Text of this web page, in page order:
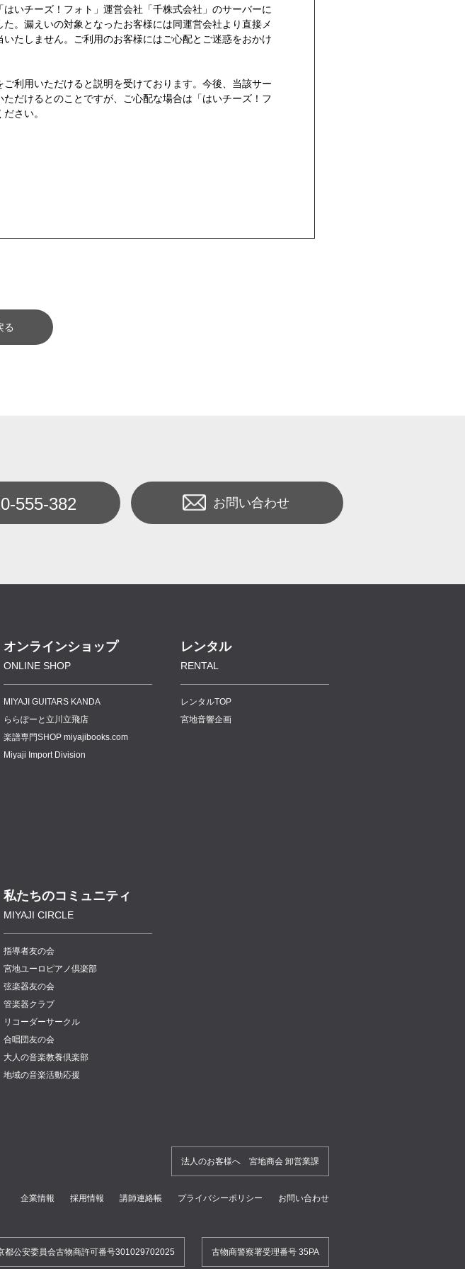
いチーズ！フォト」運営会社「千株式会社」のサーバーに
。漏えいの対象となったお客様には同運営会社より直接メ
たしません。ご利用のお客様にはご心配とご迷惑をおかけ
利用いただけると説明を受けております。今後、当該サー
だけるとのことですが、ご心配な場合は「はいチーズ！フ
さい。
る
555-382 お問い合わせ
オンラインショップ
ONLINE SHOP
MIYAJI GUITARS KANDA
ららぽーと立川立飛店
楽譜専門SHOP miyajibooks.com
Miyaji Import Division
レンタル
RENTAL
レンタルTOP
宮地音響企画
私たちのコミュニティ
MIYAJI CIRCLE
指導者友の会
宮地ユーロピアノ倶楽部
弦楽器友の会
管楽器クラブ
リコーダーサークル
合唱団友の会
大人の音楽教養倶楽部
地域の音楽活動応援
法人のお客様へ 宮地商会 卸営業課
企業情報 採用情報 講師連絡帳 プライバシーポリシー お問い合わせ
都公安委員会古物商許可番号301029702025 古物商警察署受理番号 35PA